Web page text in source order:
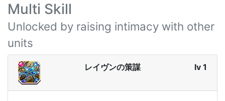
Multi Skill
Unlocked by raising intimacy with other
units
レイヴンの策謀 lv 1